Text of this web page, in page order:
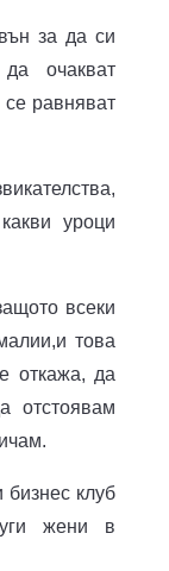
за да си
очакват
равняват
уроци
всеки
това
откажа, да
отстоявам
клуб
жени в